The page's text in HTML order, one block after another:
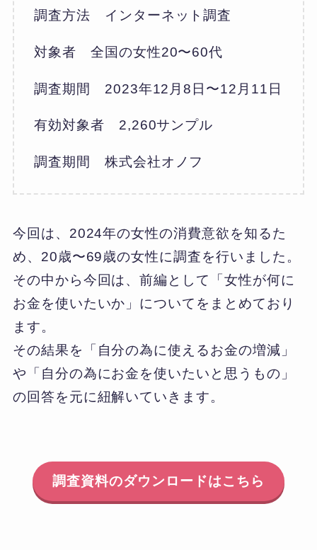
調査方法 インターネット調査
対象者 全国の女性20〜60代
調査期間 2023年12月8日〜12月11日
有効対象者 2,260サンプル
調査期間 株式会社オノフ
今回は、2024年の女性の消費意欲を知るた
め、20歳〜69歳の女性に調査を行いました。
その中から今回は、前編として「女性が何に
お金を使いたいか」についてをまとめており
ます。
その結果を「自分の為に使えるお金の増減」
や「自分の為にお金を使いたいと思うもの」
の回答を元に紐解いていきます。
調査資料のダウンロードはこちら